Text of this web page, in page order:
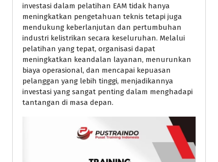
investasi dalam pelatihan EAM tidak hanya
meningkatkan pengetahuan teknis tetapi juga
mendukung keberlanjutan dan pertumbuhan
industri kelistrikan secara keseluruhan. Melalui
pelatihan yang tepat, organisasi dapat
meningkatkan keandalan layanan, menurunkan
biaya operasional, dan mencapai kepuasan
pelanggan yang lebih tinggi, menjadikannya
investasi yang sangat penting dalam menghadapi
tantangan di masa depan.